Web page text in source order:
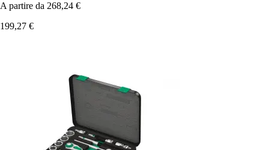
A partire da 268,24 €
199,27 €